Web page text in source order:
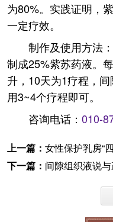
为80%。实践证明，
一定疗效。
制作及使用方法
制成25%紫苏药液。
升，10天为1疗程，
用3~4个疗程即可。
咨询电话： 010-
上一篇： 女性保护乳房“
下一篇： 间隙组织液说